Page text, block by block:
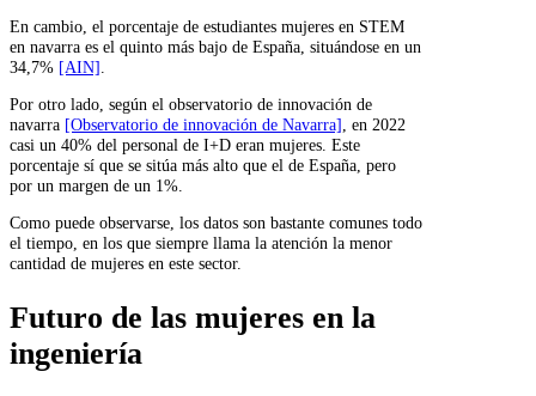
En cambio, el porcentaje de estudiantes mujeres en STEM
en navarra es el quinto más bajo de España, situándose en un
34,7% [AIN]
Por otro lado, según el observatorio de innovación de
navarra [Observatorio de innovación de Navarra] , en 2022
casi un 40% del personal de I+D eran mujeres. Este
porcentaje sí que se sitúa más alto que el de España, pero
por un margen de un 1%.
Como puede observarse, los datos son bastante comunes todo
el tiempo, en los que siempre llama la atención la menor
cantidad de mujeres en este sector.
Futuro de las mujeres en la
ingeniería